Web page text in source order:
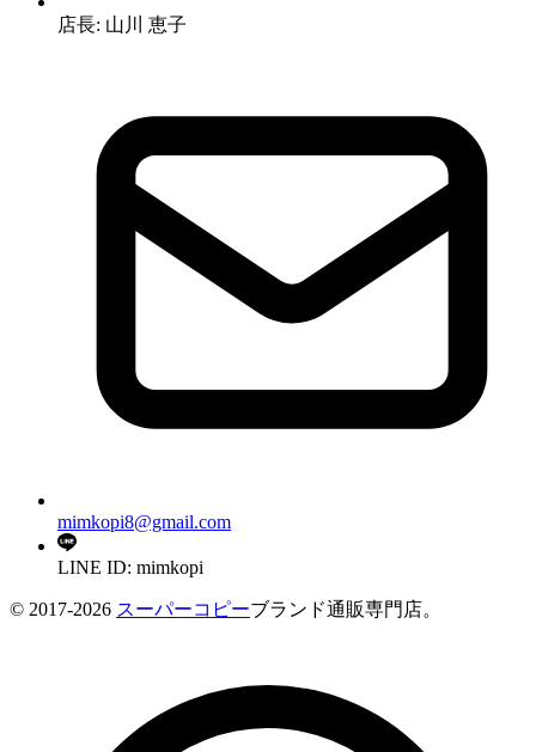
店長: 山川 恵子
mimkopi8@gmail.com
LINE ID: mimkopi
© 2017-2026 スーパーコピーブランド通販専門店。